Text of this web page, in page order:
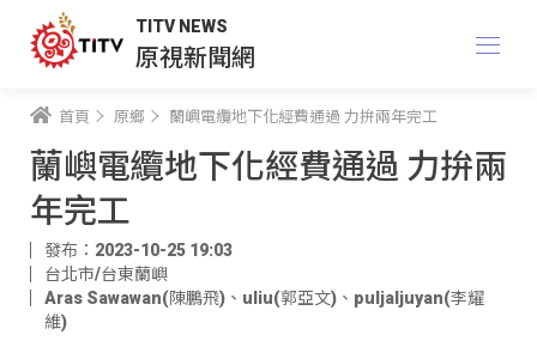
TITV NEWS
原視新聞網
首頁 原鄉 蘭嶼電纜地下化經費通過 力拚兩年完工
蘭嶼電纜地下化經費通過 力拚兩
年完工
發布：2023-10-25 19:03
台北市/台東蘭嶼
Aras Sawawan(陳鵬飛) 、 uliu(郭亞文) 、 puljaljuyan(李耀
維)